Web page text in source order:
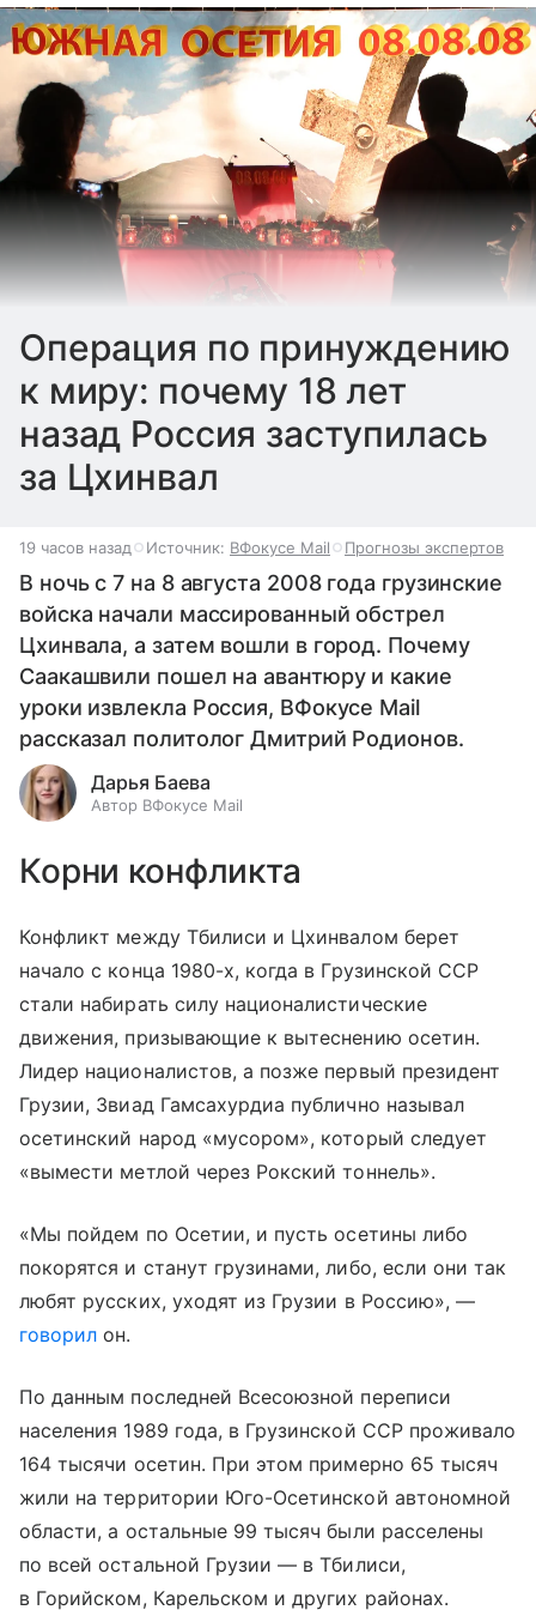
Операция по принуждению
к миру: почему 18 лет
назад Россия заступилась
за Цхинвал
19 часов назад Источник: ВФокусе Mail Прогнозы экспертов
В ночь с 7 на 8 августа 2008 года грузинские
войска начали массированный обстрел
Цхинвала, а затем вошли в город. Почему
Саакашвили пошел на авантюру и какие
уроки извлекла Россия, ВФокусе Mail
рассказал политолог Дмитрий Родионов.
Дарья Баева
Автор ВФокусе Mail
Корни конфликта
Конфликт между Тбилиси и Цхинвалом берет
начало с конца 1980-х, когда в Грузинской ССР
стали набирать силу националистические
движения, призывающие к вытеснению осетин.
Лидер националистов, а позже первый президент
Грузии, Звиад Гамсахурдиа публично называл
осетинский народ «мусором», который следует
«вымести метлой через Рокский тоннель».
«Мы пойдем по Осетии, и пусть осетины либо
покорятся и станут грузинами, либо, если они так
любят русских, уходят из Грузии в Россию», —
говорил он.
По данным последней Всесоюзной переписи
населения 1989 года, в Грузинской ССР проживало
164 тысячи осетин. При этом примерно 65 тысяч
жили на территории Юго-Осетинской автономной
области, а остальные 99 тысяч были расселены
по всей остальной Грузии — в Тбилиси,
в Горийском, Карельском и других районах.